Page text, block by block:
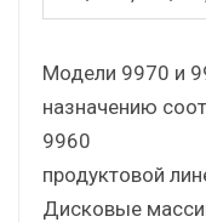
Модели 9970 и
назначению
9960
продуктовой
Дисковые